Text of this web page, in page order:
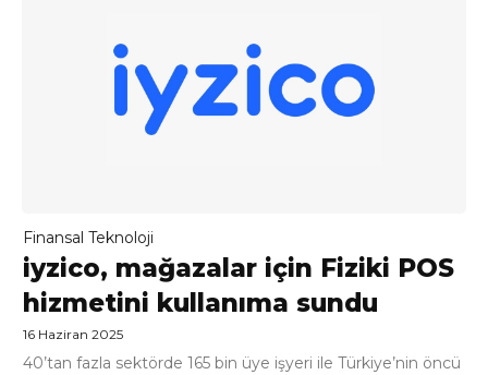
Finansal Teknoloji
iyzico, mağazalar için Fiziki POS
hizmetini kullanıma sundu
16 Haziran 2025
40’tan fazla sektörde 165 bin üye işyeri ile Türkiye’nin öncü